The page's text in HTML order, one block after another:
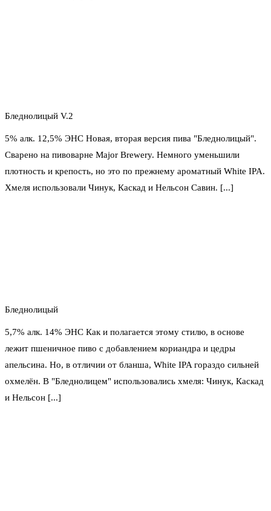
Бледнолицый V.2
5% алк. 12,5% ЭНС Новая, вторая версия пива "Бледнолицый".
Сварено на пивоварне Major Brewery. Немного уменьшили
плотность и крепость, но это по прежнему ароматный White IPA.
Хмеля использовали Чинук, Каскад и Нельсон Савин. [...]
Бледнолицый
5,7% алк. 14% ЭНС Как и полагается этому стилю, в основе
лежит пшеничное пиво с добавлением кориандра и цедры
апельсина. Но, в отличии от бланша, White IPA гораздо сильней
охмелён. В "Бледнолицем" использовались хмеля: Чинук, Каскад
и Нельсон [...]